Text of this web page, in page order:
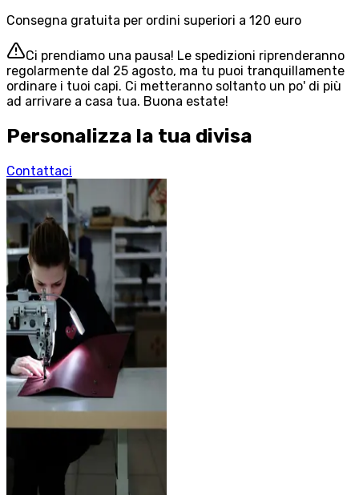
Consegna gratuita per ordini superiori a 120 euro
Ci prendiamo una pausa! Le spedizioni riprenderanno
regolarmente dal 25 agosto, ma tu puoi tranquillamente
ordinare i tuoi capi. Ci metteranno soltanto un po' di più
ad arrivare a casa tua. Buona estate!
Personalizza la tua divisa
Contattaci